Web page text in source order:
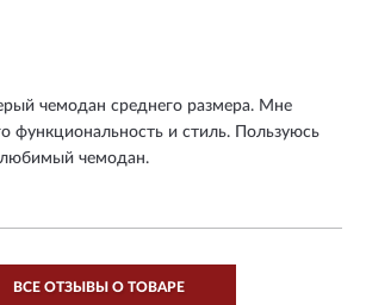
чемодан среднего размера. Мне
функциональность и стиль. Пользуюсь
чемодан.
ВСЕ ОТЗЫВЫ О ТОВАРЕ